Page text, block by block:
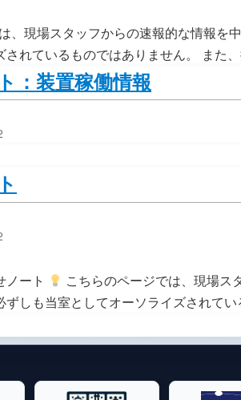
、現場スタッフからの速報的な情報を
れているものではありません。 また
：装置稼働情報
ート
こちらのページでは、現場ス
ずしも当室としてオーソライズされて